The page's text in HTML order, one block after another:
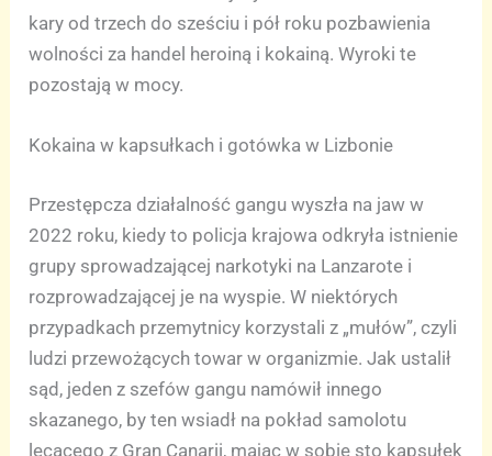
kary od trzech do sześciu i pół roku pozbawienia
wolności za handel heroiną i kokainą. Wyroki te
pozostają w mocy.
Kokaina w kapsułkach i gotówka w Lizbonie
Przestępcza działalność gangu wyszła na jaw w
2022 roku, kiedy to policja krajowa odkryła istnienie
grupy sprowadzającej narkotyki na Lanzarote i
rozprowadzającej je na wyspie. W niektórych
przypadkach przemytnicy korzystali z „mułów”, czyli
ludzi przewożących towar w organizmie. Jak ustalił
sąd, jeden z szefów gangu namówił innego
skazanego, by ten wsiadł na pokład samolotu
lecącego z Gran Canarii, mając w sobie sto kapsułek